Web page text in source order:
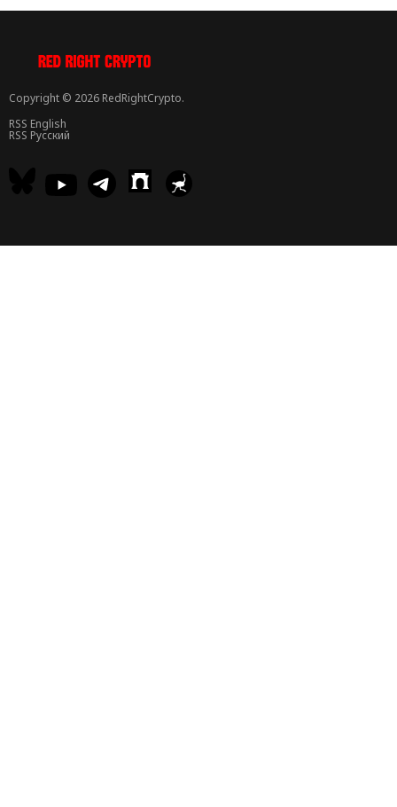
Copyright © 2026 RedRightCrypto.
RSS English
RSS Русский